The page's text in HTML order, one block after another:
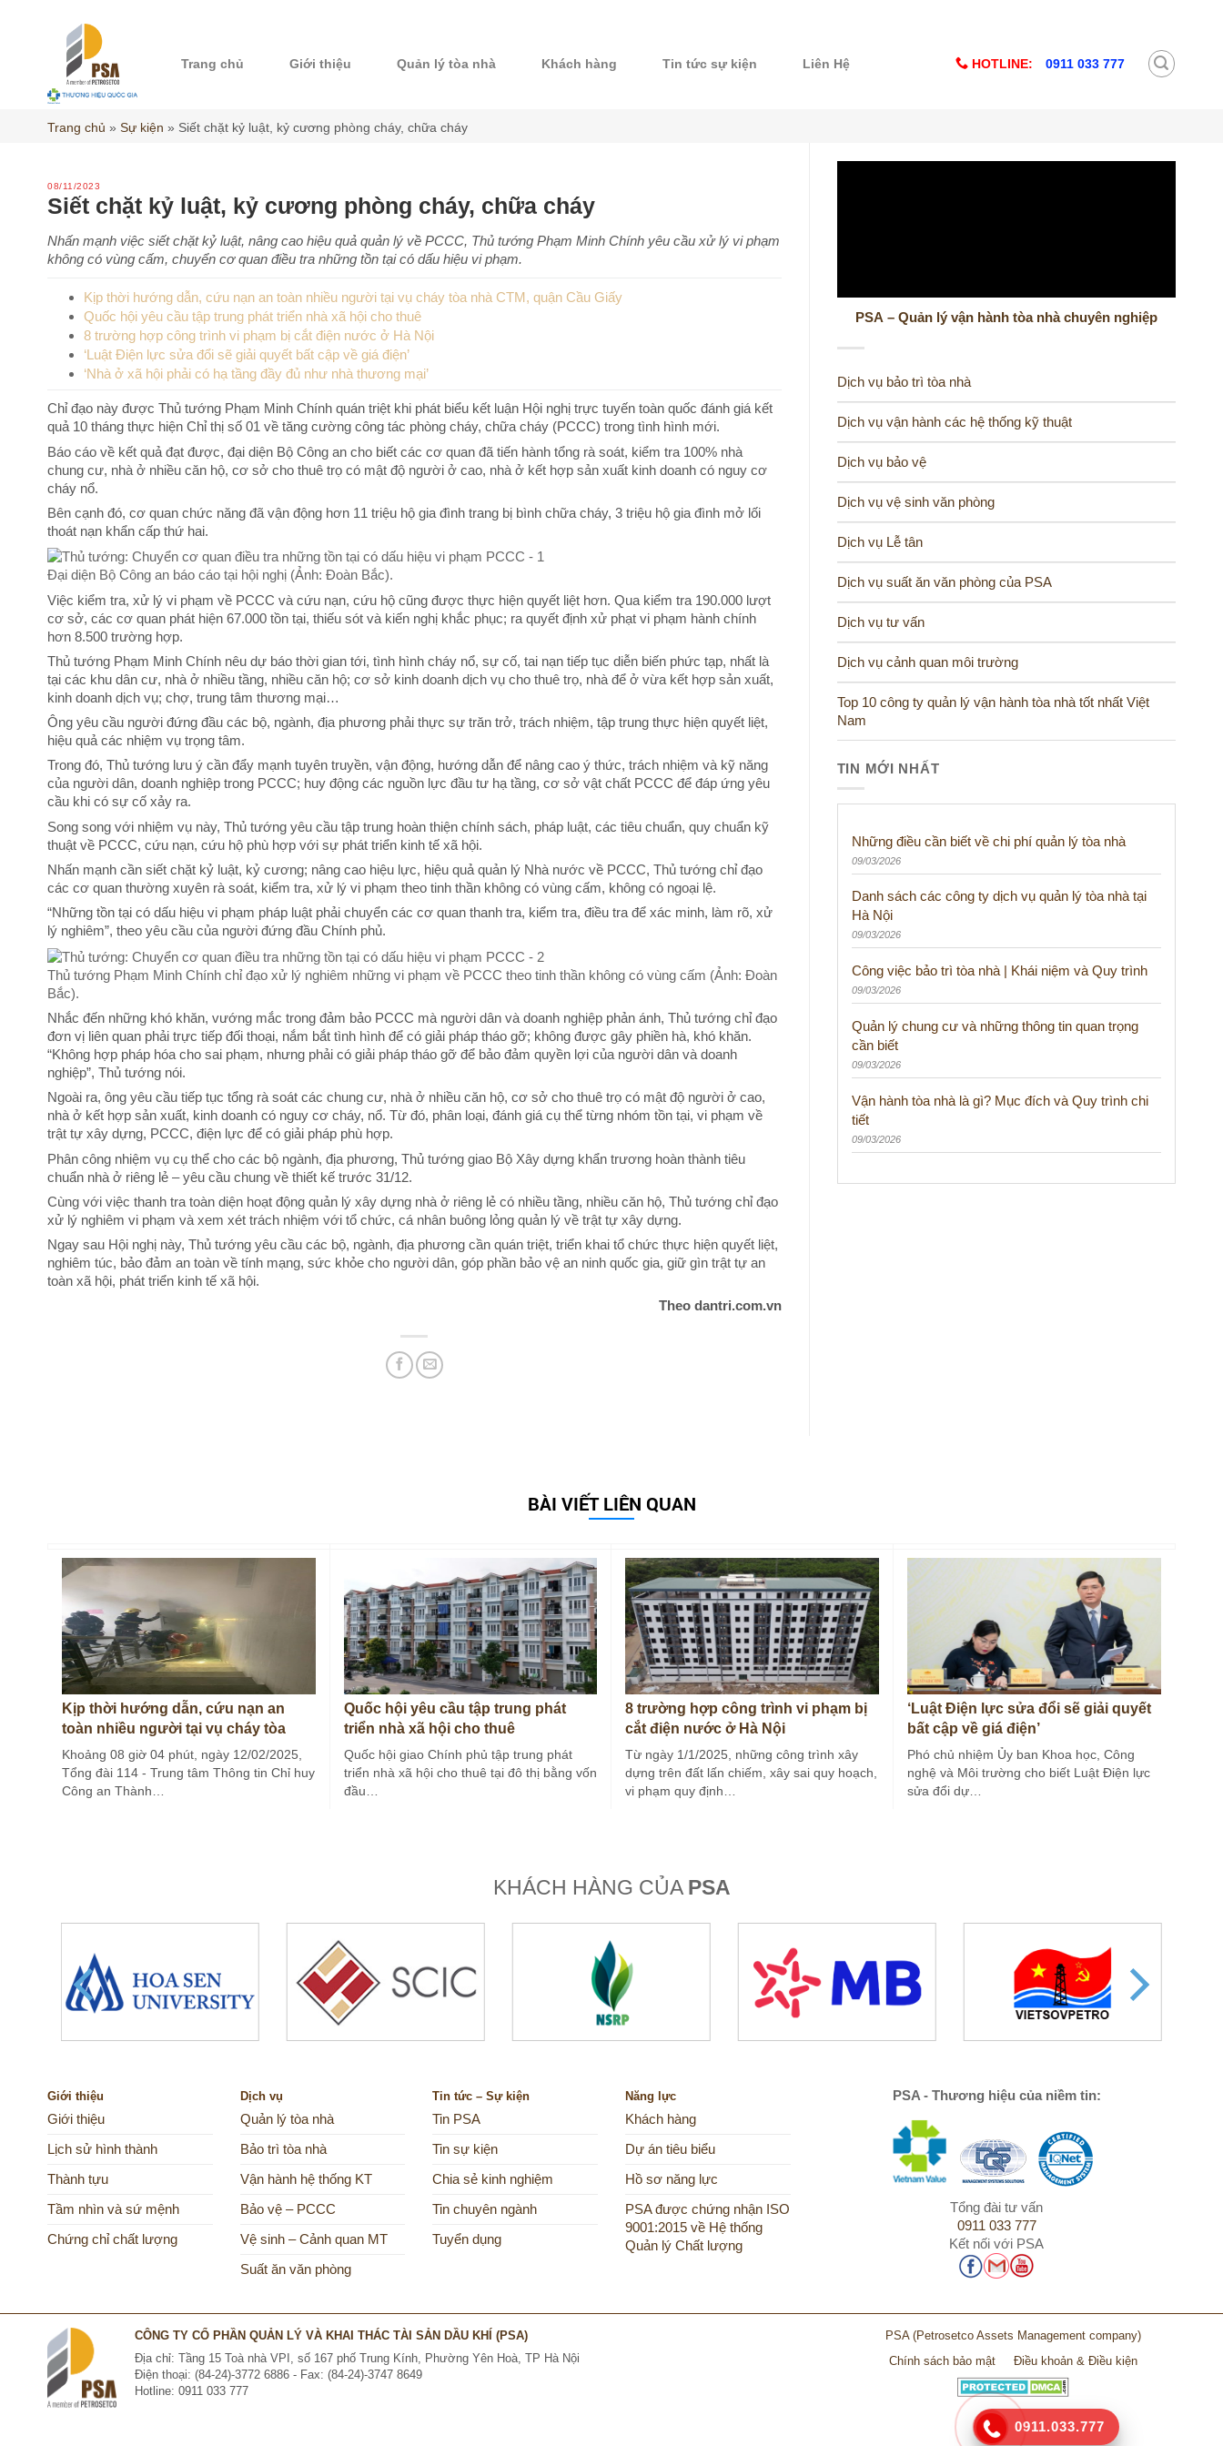
Trang chủ Giới thiệu Quản lý tòa nhà Khách hàng Tin tức sự kiện Liên Hệ HOTLINE: 0911 033 777
Trang chủ » Sự kiện » Siết chặt kỷ luật, kỷ cương phòng cháy, chữa cháy
08/11/2023
Siết chặt kỷ luật, kỷ cương phòng cháy, chữa cháy
Nhấn mạnh việc siết chặt kỷ luật, nâng cao hiệu quả quản lý về PCCC, Thủ tướng Phạm Minh Chính yêu cầu xử lý vi phạm
không có vùng cấm, chuyển cơ quan điều tra những tồn tại có dấu hiệu vi phạm.
Kịp thời hướng dẫn, cứu nạn an toàn nhiều người tại vụ cháy tòa nhà CTM, quận Cầu Giấy
Quốc hội yêu cầu tập trung phát triển nhà xã hội cho thuê
8 trường hợp công trình vi phạm bị cắt điện nước ở Hà Nội
‘Luật Điện lực sửa đổi sẽ giải quyết bất cập về giá điện’
‘Nhà ở xã hội phải có hạ tầng đầy đủ như nhà thương mại’
Chỉ đạo này được Thủ tướng Phạm Minh Chính quán triệt khi phát biểu kết luận Hội nghị trực tuyến toàn quốc đánh giá kết
quả 10 tháng thực hiện Chỉ thị số 01 về tăng cường công tác phòng cháy, chữa cháy (PCCC) trong tình hình mới.
Báo cáo về kết quả đạt được, đại diện Bộ Công an cho biết các cơ quan đã tiến hành tổng rà soát, kiểm tra 100% nhà
chung cư, nhà ở nhiều căn hộ, cơ sở cho thuê trọ có mật độ người ở cao, nhà ở kết hợp sản xuất kinh doanh có nguy cơ
cháy nổ.
Bên cạnh đó, cơ quan chức năng đã vận động hơn 11 triệu hộ gia đình trang bị bình chữa cháy, 3 triệu hộ gia đình mở lối
thoát nạn khẩn cấp thứ hai.
Đại diện Bộ Công an báo cáo tại hội nghị (Ảnh: Đoàn Bắc).
Việc kiểm tra, xử lý vi phạm về PCCC và cứu nạn, cứu hộ cũng được thực hiện quyết liệt hơn. Qua kiểm tra 190.000 lượt
cơ sở, các cơ quan phát hiện 67.000 tồn tại, thiếu sót và kiến nghị khắc phục; ra quyết định xử phạt vi phạm hành chính
hơn 8.500 trường hợp.
Thủ tướng Phạm Minh Chính nêu dự báo thời gian tới, tình hình cháy nổ, sự cố, tai nạn tiếp tục diễn biến phức tạp, nhất là
tại các khu dân cư, nhà ở nhiều tầng, nhiều căn hộ; cơ sở kinh doanh dịch vụ cho thuê trọ, nhà để ở vừa kết hợp sản xuất,
kinh doanh dịch vụ; chợ, trung tâm thương mại…
Ông yêu cầu người đứng đầu các bộ, ngành, địa phương phải thực sự trăn trở, trách nhiệm, tập trung thực hiện quyết liệt,
hiệu quả các nhiệm vụ trọng tâm.
Trong đó, Thủ tướng lưu ý cần đẩy mạnh tuyên truyền, vận động, hướng dẫn để nâng cao ý thức, trách nhiệm và kỹ năng
của người dân, doanh nghiệp trong PCCC; huy động các nguồn lực đầu tư hạ tầng, cơ sở vật chất PCCC để đáp ứng yêu
cầu khi có sự cố xảy ra.
Song song với nhiệm vụ này, Thủ tướng yêu cầu tập trung hoàn thiện chính sách, pháp luật, các tiêu chuẩn, quy chuẩn kỹ
thuật về PCCC, cứu nạn, cứu hộ phù hợp với sự phát triển kinh tế xã hội.
Nhấn mạnh cần siết chặt kỷ luật, kỷ cương; nâng cao hiệu lực, hiệu quả quản lý Nhà nước về PCCC, Thủ tướng chỉ đạo
các cơ quan thường xuyên rà soát, kiểm tra, xử lý vi phạm theo tinh thần không có vùng cấm, không có ngoại lệ.
“Những tồn tại có dấu hiệu vi phạm pháp luật phải chuyển các cơ quan thanh tra, kiểm tra, điều tra để xác minh, làm rõ, xử
lý nghiêm”, theo yêu cầu của người đứng đầu Chính phủ.
Thủ tướng Phạm Minh Chính chỉ đạo xử lý nghiêm những vi phạm về PCCC theo tinh thần không có vùng cấm (Ảnh: Đoàn
Bắc).
Nhắc đến những khó khăn, vướng mắc trong đảm bảo PCCC mà người dân và doanh nghiệp phản ánh, Thủ tướng chỉ đạo
đơn vị liên quan phải trực tiếp đối thoại, nắm bắt tình hình để có giải pháp tháo gỡ; không được gây phiền hà, khó khăn.
“Không hợp pháp hóa cho sai phạm, nhưng phải có giải pháp tháo gỡ để bảo đảm quyền lợi của người dân và doanh
nghiệp”, Thủ tướng nói.
Ngoài ra, ông yêu cầu tiếp tục tổng rà soát các chung cư, nhà ở nhiều căn hộ, cơ sở cho thuê trọ có mật độ người ở cao,
nhà ở kết hợp sản xuất, kinh doanh có nguy cơ cháy, nổ. Từ đó, phân loại, đánh giá cụ thể từng nhóm tồn tại, vi phạm về
trật tự xây dựng, PCCC, điện lực để có giải pháp phù hợp.
Phân công nhiệm vụ cụ thể cho các bộ ngành, địa phương, Thủ tướng giao Bộ Xây dựng khẩn trương hoàn thành tiêu
chuẩn nhà ở riêng lẻ – yêu cầu chung về thiết kế trước 31/12.
Cùng với việc thanh tra toàn diện hoạt động quản lý xây dựng nhà ở riêng lẻ có nhiều tầng, nhiều căn hộ, Thủ tướng chỉ đạo
xử lý nghiêm vi phạm và xem xét trách nhiệm với tổ chức, cá nhân buông lỏng quản lý về trật tự xây dựng.
Ngay sau Hội nghị này, Thủ tướng yêu cầu các bộ, ngành, địa phương cần quán triệt, triển khai tổ chức thực hiện quyết liệt,
nghiêm túc, bảo đảm an toàn về tính mạng, sức khỏe cho người dân, góp phần bảo vệ an ninh quốc gia, giữ gìn trật tự an
toàn xã hội, phát triển kinh tế xã hội.
Theo dantri.com.vn
PSA – Quản lý vận hành tòa nhà chuyên nghiệp
Dịch vụ bảo trì tòa nhà
Dịch vụ vận hành các hệ thống kỹ thuật
Dịch vụ bảo vệ
Dịch vụ vệ sinh văn phòng
Dịch vụ Lễ tân
Dịch vụ suất ăn văn phòng của PSA
Dịch vụ tư vấn
Dịch vụ cảnh quan môi trường
Top 10 công ty quản lý vận hành tòa nhà tốt nhất Việt
Nam
TIN MỚI NHẤT
Những điều cần biết về chi phí quản lý tòa nhà
09/03/2026
Danh sách các công ty dịch vụ quản lý tòa nhà tại
Hà Nội
09/03/2026
Công việc bảo trì tòa nhà | Khái niệm và Quy trình
09/03/2026
Quản lý chung cư và những thông tin quan trọng
cần biết
09/03/2026
Vận hành tòa nhà là gì? Mục đích và Quy trình chi
tiết
09/03/2026
BÀI VIẾT LIÊN QUAN
Kịp thời hướng dẫn, cứu nạn an
toàn nhiều người tại vụ cháy tòa
nhà…
Khoảng 08 giờ 04 phút, ngày 12/02/2025,
Tổng đài 114 - Trung tâm Thông tin Chỉ huy
Công an Thành…
Quốc hội yêu cầu tập trung phát
triển nhà xã hội cho thuê
Quốc hội giao Chính phủ tập trung phát
triển nhà xã hội cho thuê tại đô thị bằng vốn
đầu…
8 trường hợp công trình vi phạm bị
cắt điện nước ở Hà Nội
Từ ngày 1/1/2025, những công trình xây
dựng trên đất lấn chiếm, xây sai quy hoạch,
vi phạm quy định…
‘Luật Điện lực sửa đổi sẽ giải quyết
bất cập về giá điện’
Phó chủ nhiệm Ủy ban Khoa học, Công
nghệ và Môi trường cho biết Luật Điện lực
sửa đổi dự…
KHÁCH HÀNG CỦA PSA
Giới thiệu
Giới thiệu
Lịch sử hình thành
Thành tựu
Tầm nhìn và sứ mệnh
Chứng chỉ chất lượng
Dịch vụ
Quản lý tòa nhà
Bảo trì tòa nhà
Vận hành hệ thống KT
Bảo vệ – PCCC
Vệ sinh – Cảnh quan MT
Suất ăn văn phòng
Tin tức – Sự kiện
Tin PSA
Tin sự kiện
Chia sẻ kinh nghiệm
Tin chuyên ngành
Tuyển dụng
Năng lực
Khách hàng
Dự án tiêu biểu
Hồ sơ năng lực
PSA được chứng nhận ISO
9001:2015 về Hệ thống
Quản lý Chất lượng
PSA - Thương hiệu của niềm tin:
Tổng đài tư vấn
0911 033 777
Kết nối với PSA
PSA (Petrosetco Assets Management company)
Chính sách bảo mật
Điều khoản & Điều kiện
CÔNG TY CỔ PHẦN QUẢN LÝ VÀ KHAI THÁC TÀI SẢN DẦU KHÍ (PSA)
Địa chỉ: Tầng 15 Toà nhà VPI, số 167 phố Trung Kính, Phường Yên Hoà, TP Hà Nội
Điện thoại: (84-24)-3772 6886 - Fax: (84-24)-3747 8649
Hotline: 0911 033 777
0911.033.777